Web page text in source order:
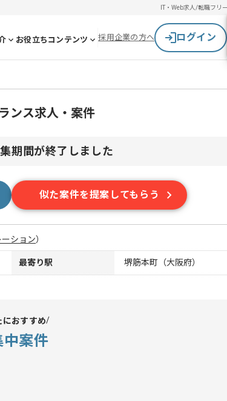
IT・Web求人/転職フリ
お役立ちコンテンツ 採用企業の方へ ログイン
ンス求人・案件
期間が終了しました
似た案件を提案してもらう
ション）
最寄り駅 堺筋本町（大阪府）
におすすめ
中案件